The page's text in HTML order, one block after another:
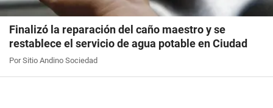
Finalizó la reparación del caño maestro y se
restablece el servicio de agua potable en Ciudad
Por Sitio Andino Sociedad